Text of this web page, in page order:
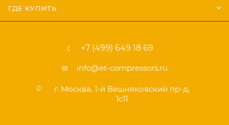
ГДЕ КУПИТЬ
+7 (499) 649 18 69
info@et-compressors.ru
г. Москва, 1-й Вешняковский пр-д,
1с11